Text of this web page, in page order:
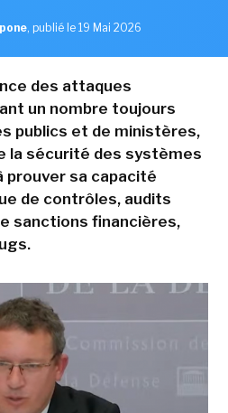
, publié le 19 Mai 2026
des attaques
un nombre toujours
publics et de ministères,
la sécurité des systèmes
prouver sa capacité
de contrôles, audits
sanctions financières,